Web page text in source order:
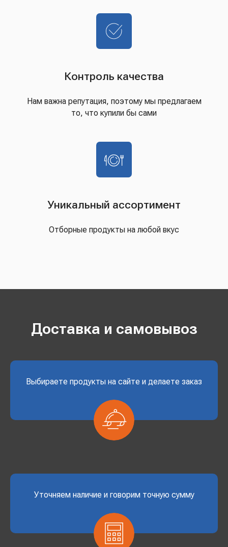
Контроль качества
Нам важна репутация, поэтому мы предлагаем
то, что купили бы сами
Уникальный ассортимент
Отборные продукты на любой вкус
Доставка и самовывоз
Выбираете продукты на сайте и делаете заказ
Уточняем наличие и говорим точную сумму